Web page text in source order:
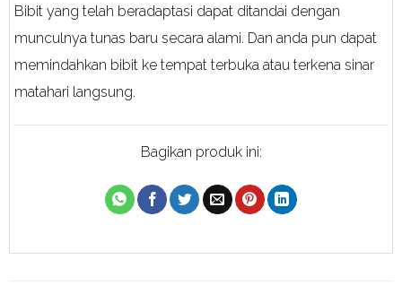
Bibit yang telah beradaptasi dapat ditandai dengan
munculnya tunas baru secara alami. Dan anda pun dapat
memindahkan bibit ke tempat terbuka atau terkena sinar
matahari langsung.
Bagikan produk ini: